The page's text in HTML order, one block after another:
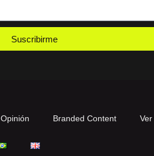
Suscribirme
Opinión Branded Content